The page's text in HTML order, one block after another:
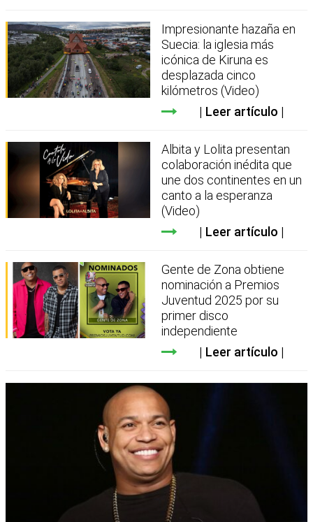
Impresionante hazaña en
Suecia: la iglesia más
icónica de Kiruna es
desplazada cinco
kilómetros (Video)
Leer artículo
Albita y Lolita presentan
colaboración inédita que
une dos continentes en un
canto a la esperanza
(Video)
Leer artículo
Gente de Zona obtiene
nominación a Premios
Juventud 2025 por su
primer disco
independiente
Leer artículo